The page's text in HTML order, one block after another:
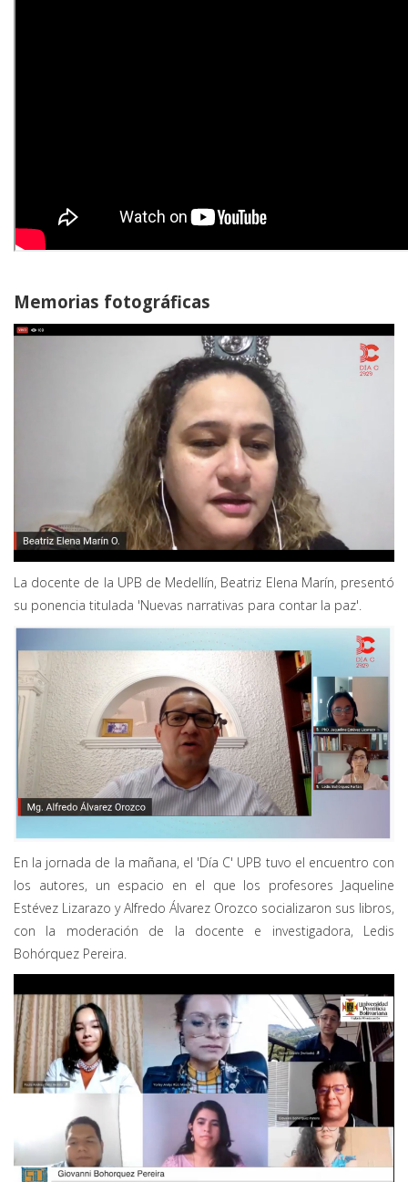
Memorias fotográficas
La docente de la UPB de Medellín, Beatriz Elena Marín, presentó
su ponencia titulada 'Nuevas narrativas para contar la paz'.
En la jornada de la mañana, el 'Día C' UPB tuvo el encuentro con
los autores, un espacio en el que los profesores Jaqueline
Estévez Lizarazo y Alfredo Álvarez Orozco socializaron sus libros,
con la moderación de la docente e investigadora, Ledis
Bohórquez Pereira.